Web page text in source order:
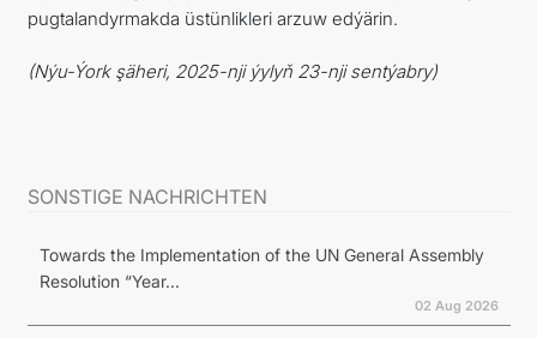
pugtalandyrmakda üstünlikleri arzuw edýärin.
(Nýu-Ýork şäheri, 2025-nji ýylyň 23-nji sentýabry)
SONSTIGE NACHRICHTEN
Towards the Implementation of the UN General Assembly
Resolution “Year...
02 Aug 2026